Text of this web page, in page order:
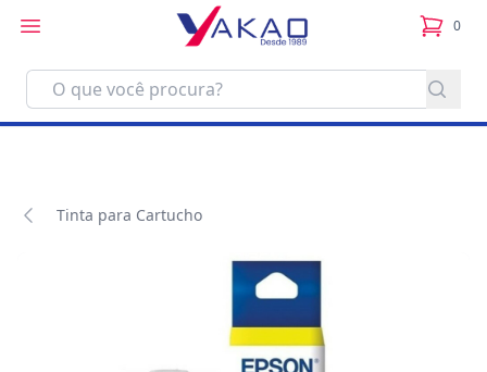
0
itens
Tinta para Cartucho